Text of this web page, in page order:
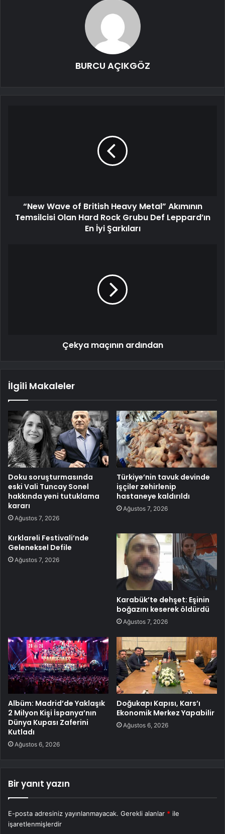
BURCU AÇIKGÖZ
“New Wave of British Heavy Metal” Akımının
Temsilcisi Olan Hard Rock Grubu Def Leppard’ın
En İyi Şarkıları
Çekya maçının ardından
İlgili Makaleler
Doku soruşturmasında
eski Vali Tuncay Sonel
hakkında yeni tutuklama
kararı
Ağustos 7, 2026
Türkiye’nin tavuk devinde
işçiler zehirlenip
hastaneye kaldırıldı
Ağustos 7, 2026
Kırklareli Festivali’nde
Geleneksel Defile
Ağustos 7, 2026
Karabük’te dehşet: Eşinin
boğazını keserek öldürdü
Ağustos 7, 2026
Albüm: Madrid’de Yaklaşık
2 Milyon Kişi İspanya’nın
Dünya Kupası Zaferini
Kutladı
Ağustos 6, 2026
Doğukapı Kapısı, Kars’ı
Ekonomik Merkez Yapabilir
Ağustos 6, 2026
Bir yanıt yazın
E-posta adresiniz yayınlanmayacak. Gerekli alanlar * ile
işaretlenmişlerdir